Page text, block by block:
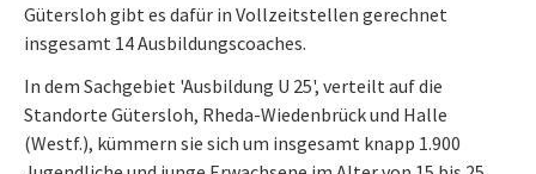
Gütersloh gibt es dafür in Vollzeitstellen gerechnet
insgesamt 14 Ausbildungscoaches.
In dem Sachgebiet 'Ausbildung U 25', verteilt auf die
Standorte Gütersloh, Rheda-Wiedenbrück und Halle
(Westf.), kümmern sie sich um insgesamt knapp 1.900